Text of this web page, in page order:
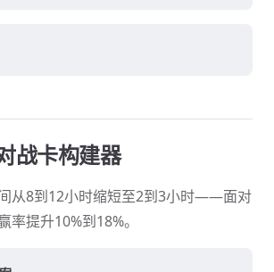
战卡构建器
从8到12小时缩短至2到3小时——面对
率提升10%到18%。